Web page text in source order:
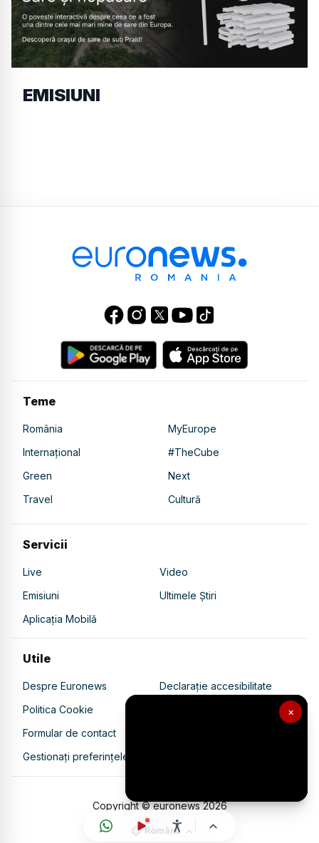
×
EMISIUNI
Teme
România
MyEurope
Internațional
#TheCube
Green
Next
Travel
Cultură
Servicii
Live
Video
Emisiuni
Ultimele Știri
Aplicația Mobilă
Utile
Despre Euronews
Declarație accesibilitate
Politica Cookie
Politica de confidențialitate
Formular de contact
Gestionați preferințele
Copyright © euronews2026
Română